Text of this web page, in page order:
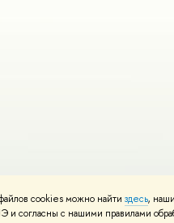
cookies можно найти здесь,
и согласны с нашими правилами